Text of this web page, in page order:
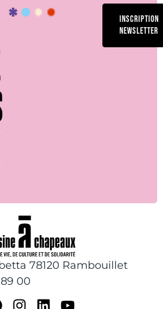
INSCRIPTION
NEWSLETTER
78120 Rambouillet
00